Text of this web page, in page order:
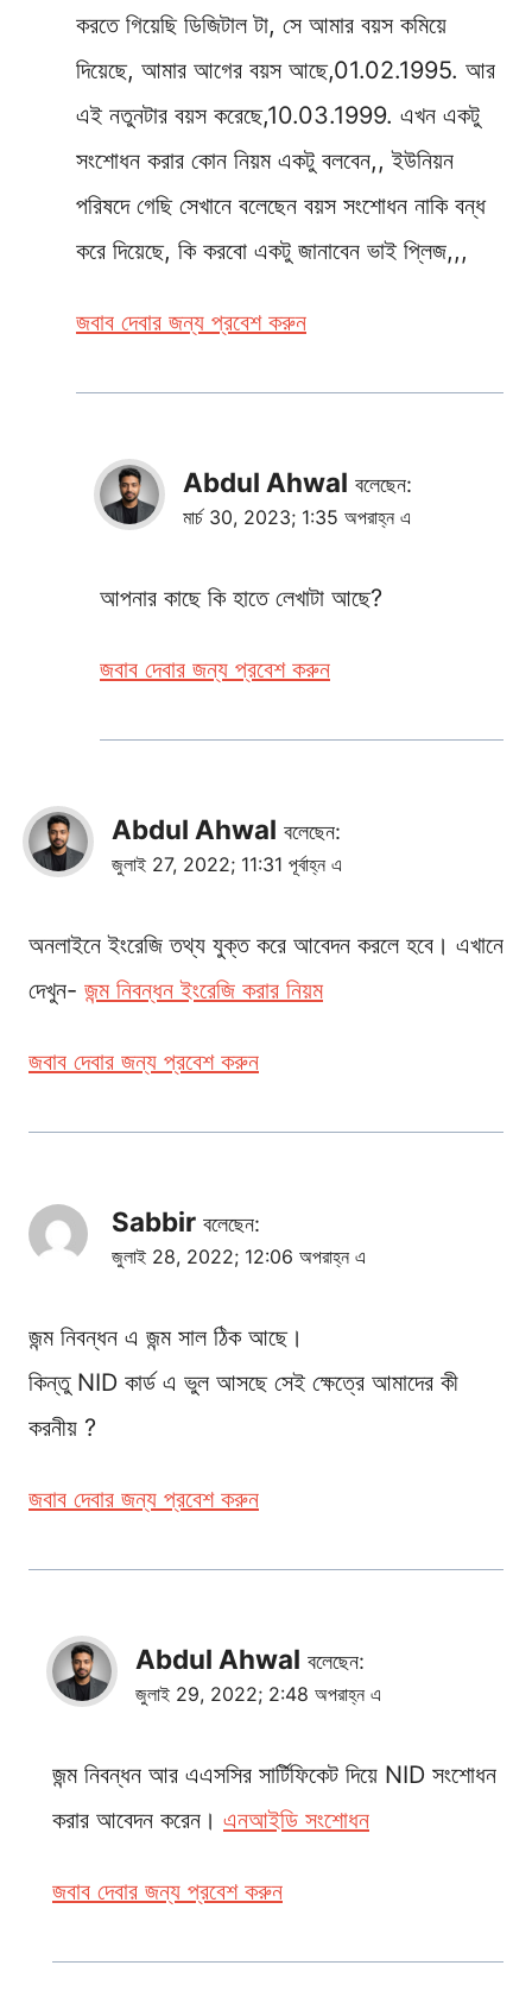
করতে গিয়েছি ডিজিটাল টা, সে আমার বয়স কমিয়ে
দিয়েছে, আমার আগের বয়স আছে,01.02.1995. আর
এই নতুনটার বয়স করেছে,10.03.1999. এখন একটু
সংশোধন করার কোন নিয়ম একটু বলবেন,, ইউনিয়ন
পরিষদে গেছি সেখানে বলেছেন বয়স সংশোধন নাকি বন্ধ
করে দিয়েছে, কি করবো একটু জানাবেন ভাই প্লিজ,,,
জবাব দেবার জন্য প্রবেশ করুন
Abdul Ahwal বলেছেন:
মার্চ 30, 2023; 1:35 অপরাহ্ন এ
আপনার কাছে কি হাতে লেখাটা আছে?
জবাব দেবার জন্য প্রবেশ করুন
Abdul Ahwal বলেছেন:
জুলাই 27, 2022; 11:31 পূর্বাহ্ন এ
অনলাইনে ইংরেজি তথ্য যুক্ত করে আবেদন করলে হবে। এখানে
দেখুন- জন্ম নিবন্ধন ইংরেজি করার নিয়ম
জবাব দেবার জন্য প্রবেশ করুন
Sabbir বলেছেন:
জুলাই 28, 2022; 12:06 অপরাহ্ন এ
জন্ম নিবন্ধন এ জন্ম সাল ঠিক আছে।
কিন্তু NID কার্ড এ ভুল আসছে সেই ক্ষেত্রে আমাদের কী
করনীয় ?
জবাব দেবার জন্য প্রবেশ করুন
Abdul Ahwal বলেছেন:
জুলাই 29, 2022; 2:48 অপরাহ্ন এ
জন্ম নিবন্ধন আর এএসসির সার্টিফিকেট দিয়ে NID সংশোধন
করার আবেদন করেন। এনআইডি সংশোধন
জবাব দেবার জন্য প্রবেশ করুন